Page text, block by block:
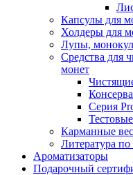
Капсулы для
Холдеры для
Лупы,
Средства для
монет
Серия
Карманные
Литература
Ароматизаторы
Подарочный